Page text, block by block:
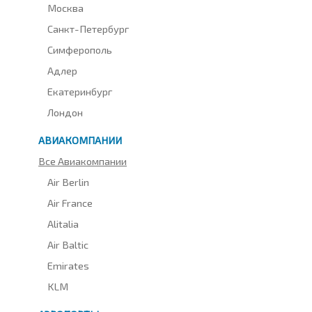
Москва
Санкт-Петербург
Симферополь
Адлер
Екатеринбург
Лондон
АВИАКОМПАНИИ
Все Авиакомпании
Air Berlin
Air France
Alitalia
Air Baltic
Emirates
KLM